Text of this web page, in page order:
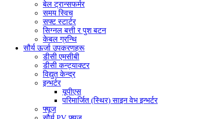
बेल ट्रान्सफर्मर
समय स्विच
सफ्ट स्टार्टर
सिग्नल बत्ती र पुश बटन
केबल ग्रन्थि
सौर्य ऊर्जा उपकरणहरू
डीसी एमसीबी
डीसी कन्ट्याक्टर
विद्युत केन्द्र
इन्भर्टर
यूपीएस
परिमार्जित (स्थिर) साइन वेभ इन्भर्टर
फ्यूज